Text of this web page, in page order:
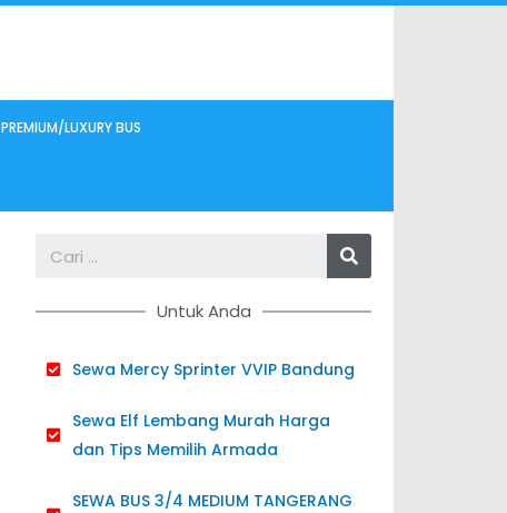
PREMIUM/LUXURY BUS
Search
Untuk Anda
Sewa Mercy Sprinter VVIP Bandung
Sewa Elf Lembang Murah Harga
dan Tips Memilih Armada
SEWA BUS 3/4 MEDIUM TANGERANG